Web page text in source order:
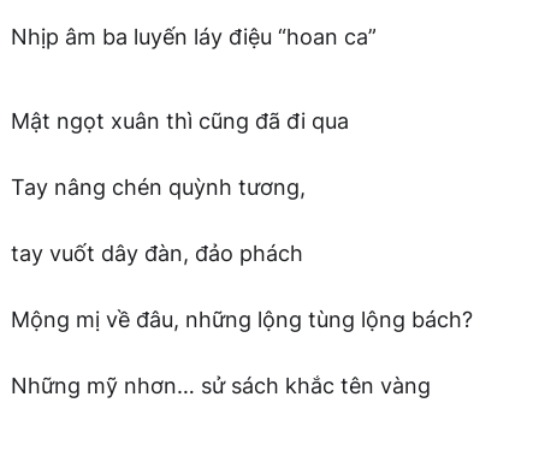
Nhịp âm ba luyến láy điệu “hoan ca”
Mật ngọt xuân thì cũng đã đi qua
Tay nâng chén quỳnh tương,
tay vuốt dây đàn, đảo phách
Mộng mị về đâu, những lộng tùng lộng bách?
Những mỹ nhơn… sử sách khắc tên vàng